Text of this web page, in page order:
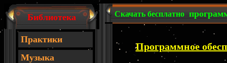
Библиотека
Практики
Музыка
Скачать бесплатно
Программное